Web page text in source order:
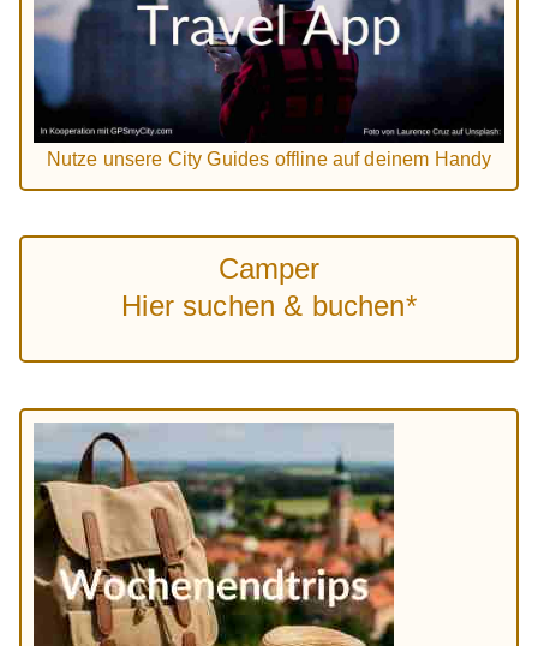
Nutze unsere City Guides offline auf deinem Handy
Camper
Hier suchen & buchen*